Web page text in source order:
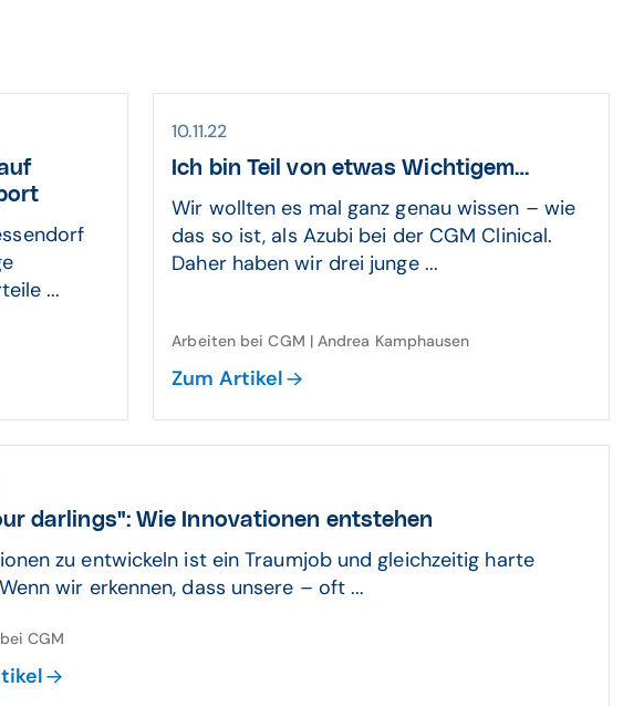
...
10.11.22
Ich bin Teil von etwas Wichtigem…
Wir wollten es mal ganz genau wissen – wie
das so ist, als Azubi bei der CGM Clinical.
Daher haben wir drei junge ...
Arbeiten bei CGM | Andrea Kamphausen
Zum Artikel
darlings": Wie Inno­va­tionen entstehen
zu entwickeln ist ein Traumjob und gleichzeitig harte
wir erkennen, dass unsere – oft ...
CGM